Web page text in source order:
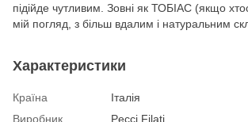
підійде чутливим. Зовні як ТОБІАС (якщо
мій погляд, з більш вдалим і натуральним
Характеристики
Країна
Італія
Виробник
Pecci Filati